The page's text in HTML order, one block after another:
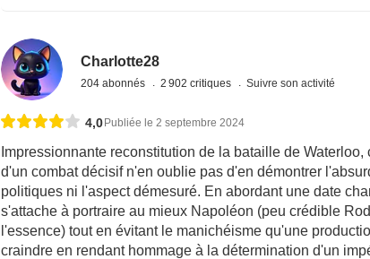
Charlotte28
204 abonnés 2 902 critiques Suivre son activité
4,0Publiée le 2 septembre 2024
Impressionnante reconstitution de la bataille de
d'un combat décisif n'en oublie pas d'en démontrer
politiques ni l'aspect démesuré. En abordant une date
s'attache à portraire au mieux Napoléon (peu crédible
l'essence) tout en évitant le manichéisme qu'une
craindre en rendant hommage à la détermination d'un